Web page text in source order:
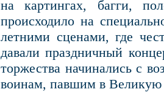
на картингах, багги,
происходило на
летними сценами, где
давали праздничный
торжества начинались с
воинам, павшим в Великую